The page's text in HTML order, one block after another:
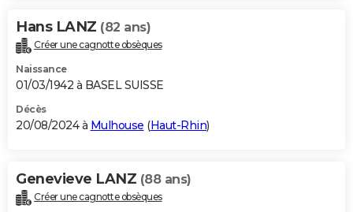
Hans LANZ (82 ans)
Créer une cagnotte obsèques
Naissance
01/03/1942 à BASEL SUISSE
Décès
20/08/2024 à Mulhouse (Haut-Rhin)
Genevieve LANZ (88 ans)
Créer une cagnotte obsèques